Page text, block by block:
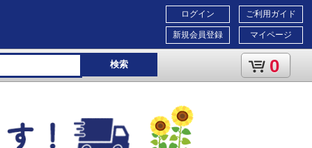
ご利用ガイド
マイページ
ログイン
新規会員登録
検索 0